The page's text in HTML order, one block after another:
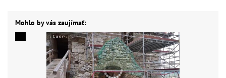
Mohlo by vás zaujímať: